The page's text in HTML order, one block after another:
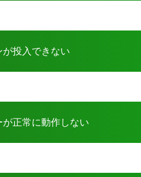
が投入できない
が正常に動作しない